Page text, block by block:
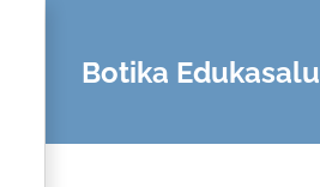
Botika